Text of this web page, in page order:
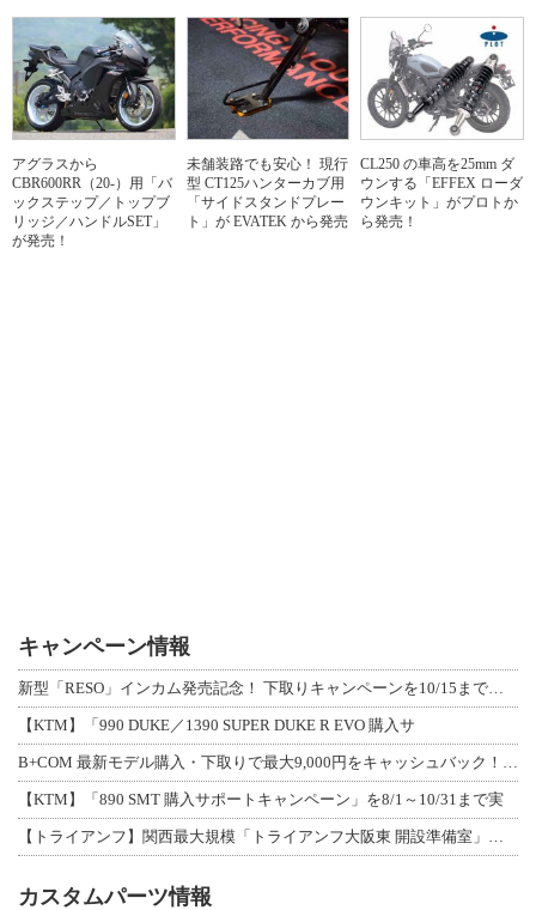
アグラスから
CBR600RR（20-）用「バ
ックステップ／トップブ
リッジ／ハンドルSET」
が発売！
未舗装路でも安心！ 現行
型 CT125ハンターカブ用
「サイドスタンドプレー
ト」が EVATEK から発売
CL250 の車高を25mm ダ
ウンする「EFFEX ローダ
ウンキット」がプロトか
ら発売！
キャンペーン情報
【KTM】「990 DUKE／1390 SUPER DUKE R EVO 購入サ
【KTM】「890 SMT 購入サポートキャンペーン」を8/1～10/31まで実
カスタムパーツ情報